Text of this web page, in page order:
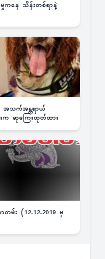
ကနေ သိန်းတစ်ရာနဲ့
အသက်အန္တရာယ်
ဏ်းက ဆုကြေးထုတ်ထား
မ်း (12.12.2019 မှ